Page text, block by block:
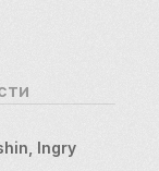
Ingry